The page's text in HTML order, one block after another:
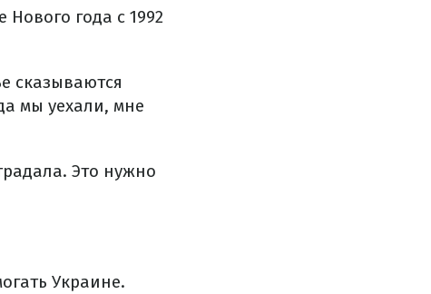
года с 1992
сказываются
мы уехали, мне
Это нужно
Украине.